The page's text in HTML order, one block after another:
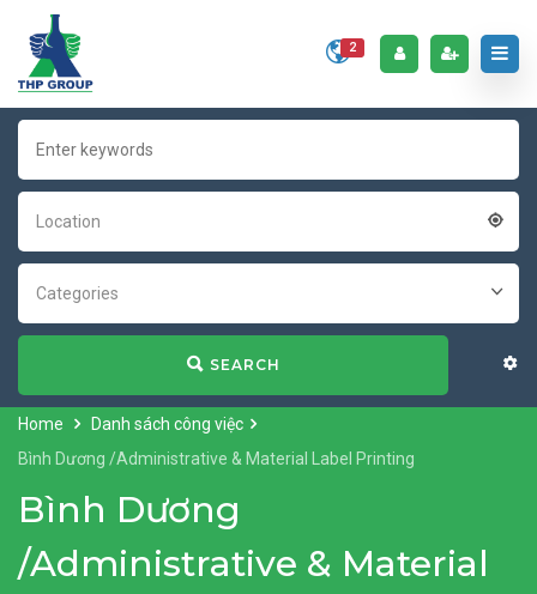
2
Location
Categories
SEARCH
Home
Danh sách công việc
Bình Dương /Administrative & Material Label Printing
Bình Dương
/Administrative & Material